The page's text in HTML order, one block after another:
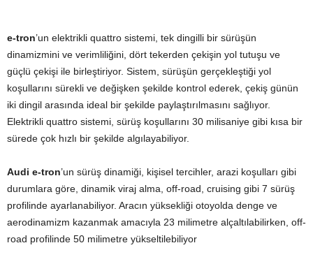
e-tron’un elektrikli quattro sistemi, tek dingilli bir sürüşün
dinamizmini ve verimliliğini, dört tekerden çekişin yol tutuşu ve
güçlü çekişi ile birleştiriyor. Sistem, sürüşün gerçekleştiği yol
koşullarını sürekli ve değişken şekilde kontrol ederek, çekiş günün
iki dingil arasında ideal bir şekilde paylaştırılmasını sağlıyor.
Elektrikli quattro sistemi, sürüş koşullarını 30 milisaniye gibi kısa bir
sürede çok hızlı bir şekilde algılayabiliyor.
Audi e-tron’un sürüş dinamiği, kişisel tercihler, arazi koşulları gibi
durumlara göre, dinamik viraj alma, off-road, cruising gibi 7 sürüş
profilinde ayarlanabiliyor. Aracın yüksekliği otoyolda denge ve
aerodinamizm kazanmak amacıyla 23 milimetre alçaltılabilirken, off-
road profilinde 50 milimetre yükseltilebiliyor